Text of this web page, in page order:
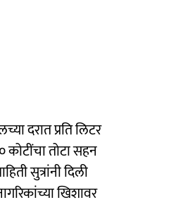
दरात प्रति लिटर
कोटींचा तोटा सहन
सुत्रांनी दिली
खिशावर